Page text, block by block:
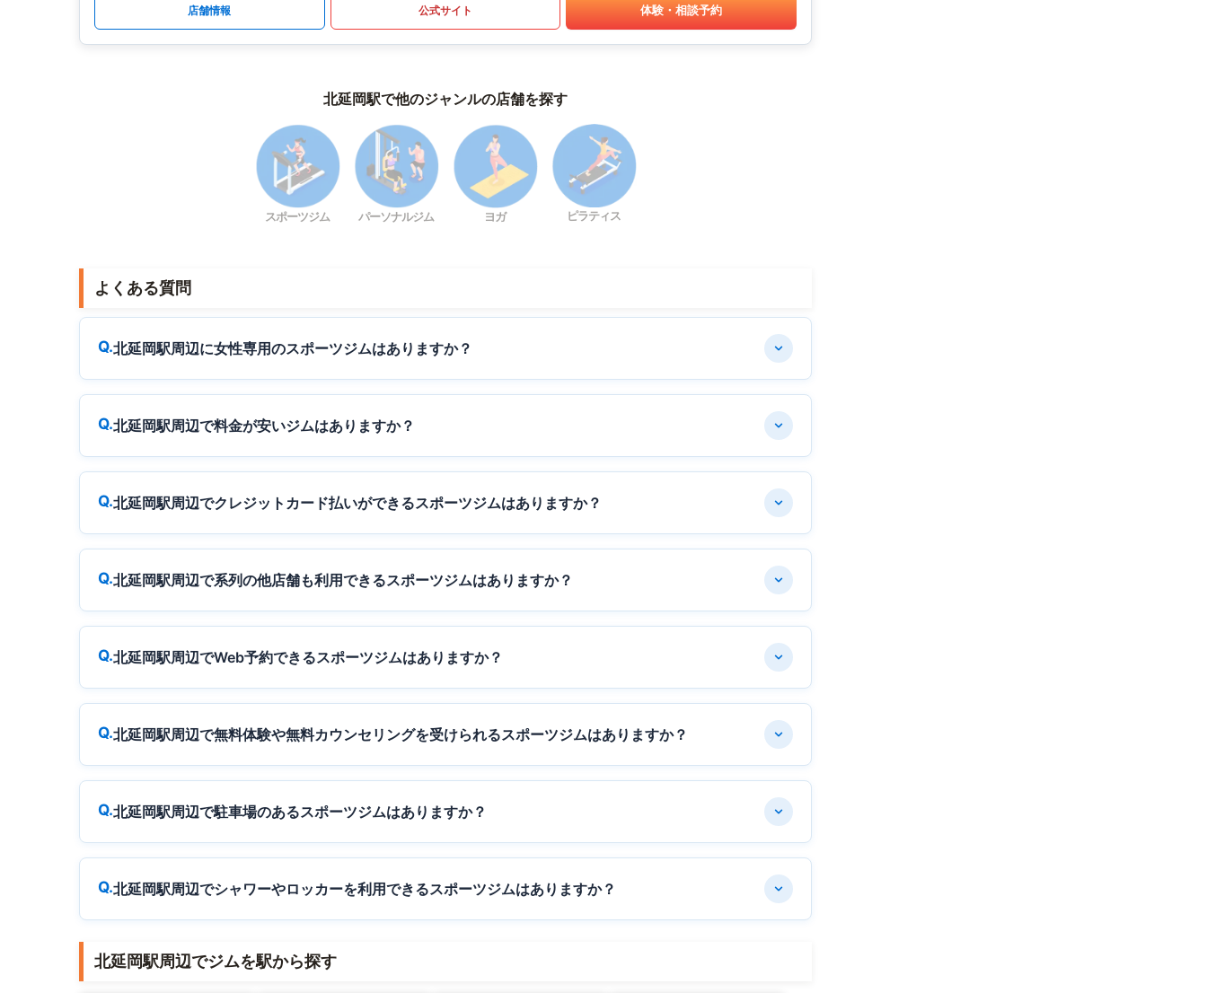
店舗情報 公式サイト 体験・相談予約
北延岡駅で他のジャンルの店舗を探す
スポーツジム パーソナルジム ヨガ ピラティス
よくある質問
北延岡駅周辺に女性専用のスポーツジムはありますか？
北延岡駅周辺で料金が安いジムはありますか？
北延岡駅周辺でクレジットカード払いができるスポーツジムはありますか？
北延岡駅周辺で系列の他店舗も利用できるスポーツジムはありますか？
北延岡駅周辺でWeb予約できるスポーツジムはありますか？
北延岡駅周辺で無料体験や無料カウンセリングを受けられるスポーツジムはありますか？
北延岡駅周辺で駐車場のあるスポーツジムはありますか？
北延岡駅周辺でシャワーやロッカーを利用できるスポーツジムはありますか？
北延岡駅周辺でジムを駅から探す